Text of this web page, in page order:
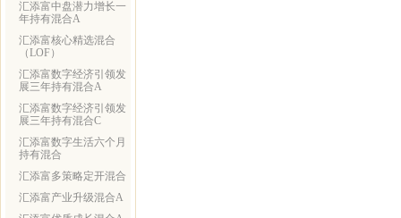
汇添富中盘潜力增长一
年持有混合A
汇添富核心精选混合
（LOF）
汇添富数字经济引领发
展三年持有混合A
汇添富数字经济引领发
展三年持有混合C
汇添富数字生活六个月
持有混合
汇添富多策略定开混合
汇添富产业升级混合A